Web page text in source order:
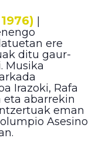
ere
ditu gaur-
Musika
Irazoki, Rafa
eta abarrekin
eman
Asesino